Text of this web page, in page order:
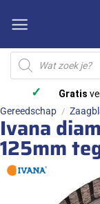
naar
inhoud
Producten
zoeken
✓ Gratis
Gereedschap /
Ivana
125mm